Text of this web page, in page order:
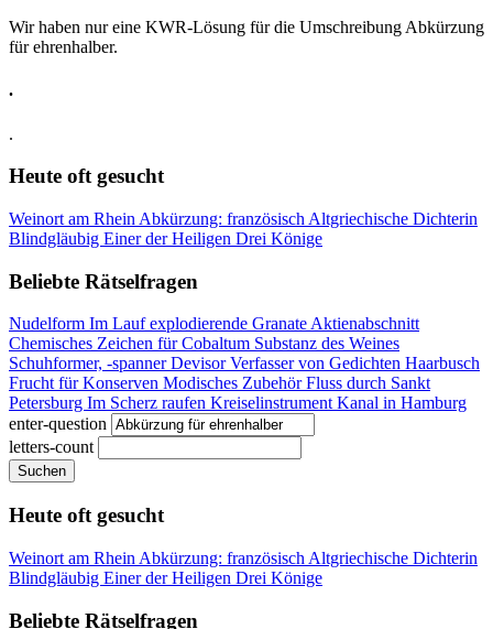
Wir haben nur eine KWR-Lösung für die Umschreibung Abkürzung
für ehrenhalber.
.
.
Heute oft gesucht
Weinort am Rhein Abkürzung: französisch Altgriechische Dichterin
Blindgläubig Einer der Heiligen Drei Könige
Beliebte Rätselfragen
Nudelform Im Lauf explodierende GranateAktienabschnitt
Chemisches Zeichen für Cobaltum Substanz des Weines
Schuhformer, -spannerDevisorVerfasser von Gedichten Haarbusch
Frucht für Konserven Modisches ZubehörFluss durch Sankt
Petersburg Im Scherz raufen KreiselinstrumentKanal in Hamburg
enter-question
letters-count
Suchen
Heute oft gesucht
Weinort am Rhein Abkürzung: französisch Altgriechische Dichterin
Blindgläubig Einer der Heiligen Drei Könige
Beliebte Rätselfragen